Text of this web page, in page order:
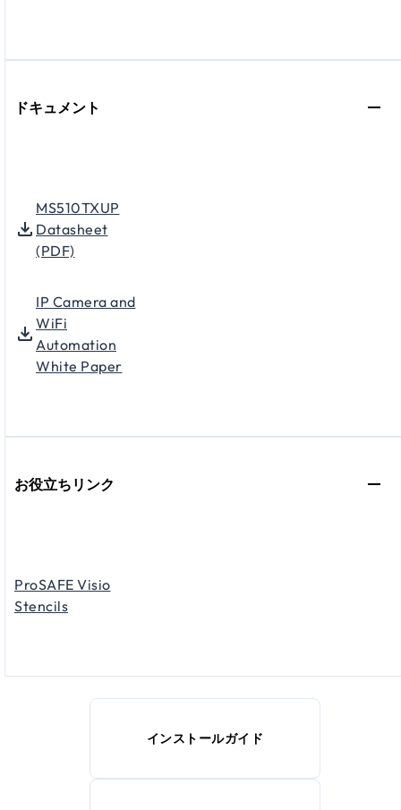
ドキュメント
MS510TXUP
Datasheet
(PDF)
IP Camera and
WiFi
Automation
White Paper
お役立ちリンク
ProSAFE Visio
Stencils
インストールガイド